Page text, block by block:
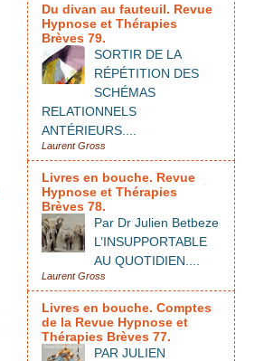
Du divan au fauteuil. Revue
Hypnose et Thérapies
Brèves 79.
SORTIR DE LA
RÉPÉTITION DES
SCHÉMAS
RELATIONNELS
ANTÉRIEURS....
Laurent Gross
Livres en bouche. Revue
Hypnose et Thérapies
Brèves 78.
Par Dr Julien Betbeze
L’INSUPPORTABLE
AU QUOTIDIEN....
Laurent Gross
Livres en bouche. Comptes
de la Revue Hypnose et
Thérapies Brèves 77.
PAR JULIEN